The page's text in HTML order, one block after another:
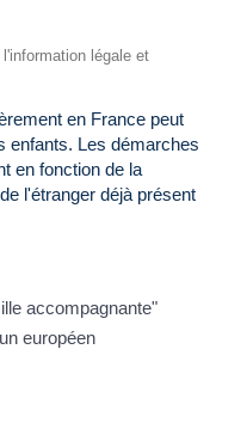
légale et
en France peut
enfants. Les démarches
en fonction de la
l'étranger déjà présent
accompagnante"
européen